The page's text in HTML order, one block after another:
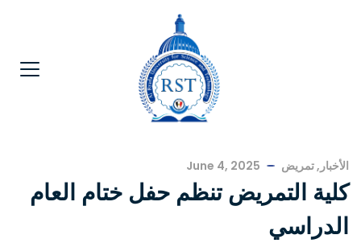
الأخبار , تمريض June 4, 2025
كلية التمريض تنظم حفل ختام العام
الدراسي